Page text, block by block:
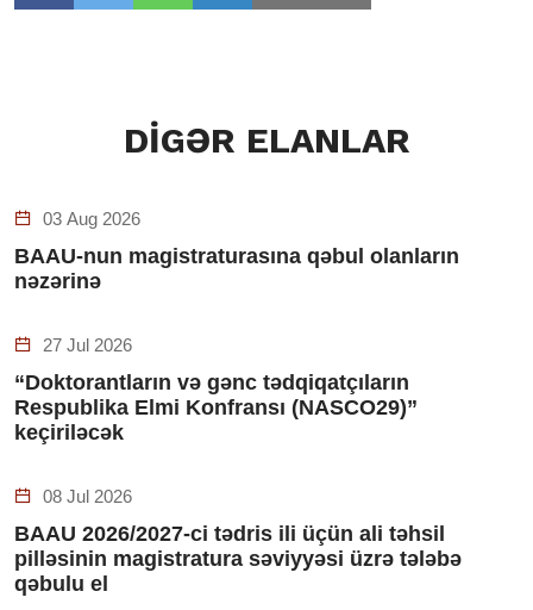
DİGƏR ELANLAR
03 Aug 2026
BAAU-nun magistraturasına qəbul olanların
nəzərinə
27 Jul 2026
“Doktorantların və gənc tədqiqatçıların
Respublika Elmi Konfransı (NASCO29)”
keçiriləcək
08 Jul 2026
BAAU 2026/2027-ci tədris ili üçün ali təhsil
pilləsinin magistratura səviyyəsi üzrə tələbə
qəbulu el